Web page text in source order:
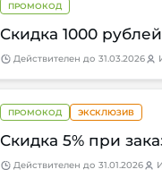
ПРОМОКОД
Скидка 1000
Действителен до 31.03.2026
ПРОМОКОД ЭКСКЛЮЗИВ
Скидка 5% при
Действителен до 31.01.2026